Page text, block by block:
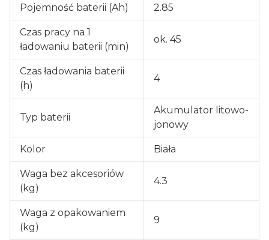
Pojemność baterii (Ah) 2.85
Czas pracy na 1
ładowaniu baterii (min)
ok. 45
Czas ładowania baterii
(h)
4
Typ baterii
Akumulator litowo-
jonowy
Kolor Biała
Waga bez akcesoriów
(kg)
4.3
Waga z opakowaniem
(kg)
9